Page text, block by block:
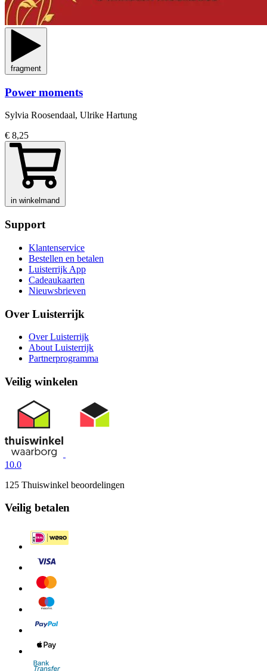
fragment
Power moments
Sylvia Roosendaal, Ulrike Hartung
€ 8,25
in winkelmand
Support
Klantenservice
Bestellen en betalen
Luisterrijk App
Cadeaukaarten
Nieuwsbrieven
Over Luisterrijk
Over Luisterrijk
About Luisterrijk
Partnerprogramma
Veilig winkelen
10.0
125 Thuiswinkel beoordelingen
Veilig betalen